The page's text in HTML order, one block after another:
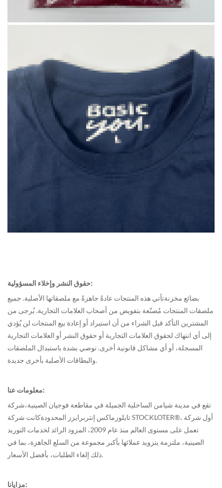
حقوق النشر وإخلاء المسؤولية:
بضائع مخزنةتأتي هذه المنتجات عادةً جاهزةً مع ملصقاتها الأصلية. جميع
ملصقات المنتجات مُصنّعة بتفويض من أصحاب العلامات التجارية. يُرجى من
المشترين التأكد قبل الشراء من أن استيراد أو إعادة بيع المنتجات لن يُؤدي
إلى أي انتهاك لحقوق العلامات التجارية أو حقوق النشر أو العلامات التجارية
المسجلة، أو أي مشاكل قانونية أخرى. نوصي بشدة باستبدال الملصقات
والبطاقات الأصلية بأخرى جديدة.
معلومات عنا:
تقع في مدينة شيامن الساحلية الجميلة في مقاطعة فوجيان الصينية،شركة
تايلورماكس إنتربرايزز المحدودةكانت شركة STOCKLOTER®، أول شركة
تعمل على مستوى العالم منذ عام 2009، المزود الرائد لخدمات التوريد
الصينية، ملتزمة بتزويد عملائها بأكبر مجموعة من السلع الجاهزة، بما في
ذلك إلغاء الطلبات، بأفضل الأسعار.
مزايانا: